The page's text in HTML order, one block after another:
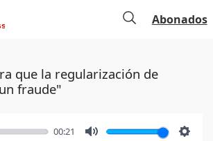
Abonados
que la regularización de
fraude"
00:21